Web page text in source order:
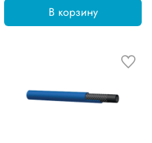
В корзину